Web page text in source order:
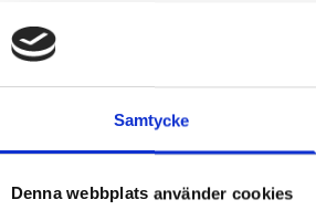
Samtycke
Denna webbplats använder cookies